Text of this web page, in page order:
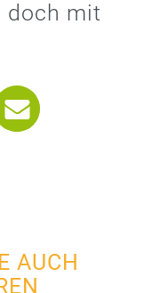
doch mit
AUCH